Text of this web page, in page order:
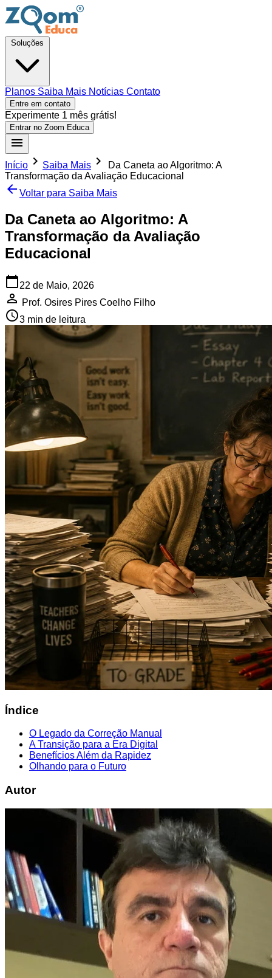
Planos Saiba Mais Notícias Contato
Entre em contato
Experimente 1 mês grátis!
Entrar no Zoom Educa
Início Saiba Mais
Da Caneta ao Algoritmo: A
Transformação da Avaliação Educacional
Voltar para Saiba Mais
Da Caneta ao Algoritmo: A
Transformação da Avaliação
Educacional
22 de Maio, 2026
Prof. Osires Pires Coelho Filho
3 min de leitura
Índice
O Legado da Correção Manual
A Transição para a Era Digital
Benefícios Além da Rapidez
Olhando para o Futuro
Autor